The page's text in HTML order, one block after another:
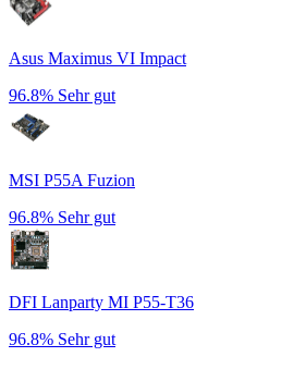
Asus Maximus VI Impact
96.8% Sehr gut
MSI P55A Fuzion
96.8% Sehr gut
DFI Lanparty MI P55-T36
96.8% Sehr gut